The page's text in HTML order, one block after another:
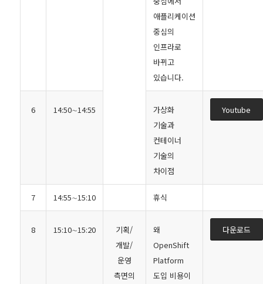
애플리케이션
중심의
인프라로
바뀌고
있습니다.
6 14:50∼14:55
가상화
기술과
컨테이너
기술의
차이점
Youtube
7 14:55∼15:10 휴식
8 15:10∼15:20
기획/
개발/
운영
측면의
왜
OpenShift
Platform
도입 비용이
다운로드